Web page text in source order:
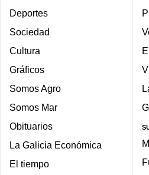
Deportes
Sociedad
Cultura
Gráficos
Somos Agro
Somos Mar
Obituarios
La Galicia Económica
El tiempo